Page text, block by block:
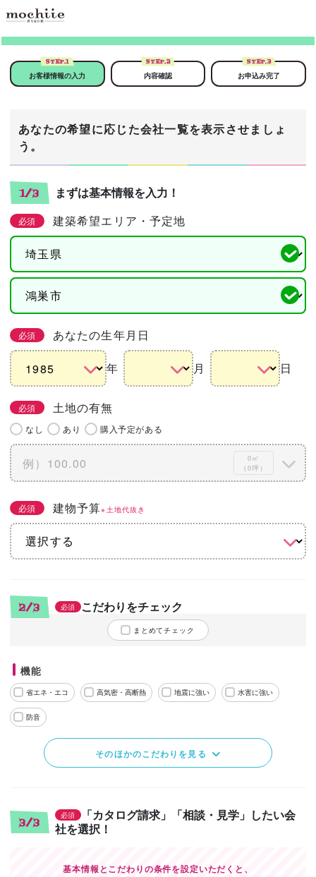
STEP.1
お客様情報の入力
STEP.2
内容確認
STEP.3
お申込み完了
あなたの希望に応じた会社一覧を表示させましょ
う。
1/3 まずは基本情報を入力！
必須 建築希望エリア・予定地
必須 あなたの生年月日
年 月 日
必須 土地の有無
なし あり 購入予定がある
0㎡
（0坪）
必須 建物予算※土地代抜き
2/3 必須 こだわりをチェック
まとめてチェック
機能
省エネ・エコ 高気密・高断熱 地震に強い 水害に強い
防音
そのほかのこだわりを見る
3/3
必須
「カタログ請求」「相談・見学」したい会
社を選択！
基本情報とこだわりの条件を設定いただくと、